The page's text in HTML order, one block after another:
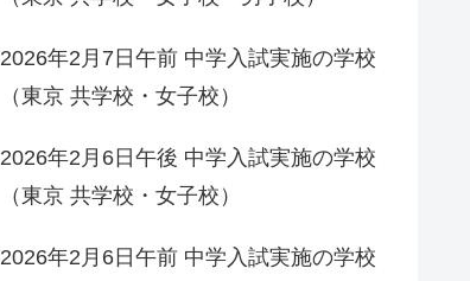
2026年2月7日午前 中学入試実施の学校
（東京 共学校・女子校）
2026年2月6日午後 中学入試実施の学校
（東京 共学校・女子校）
2026年2月6日午前 中学入試実施の学校